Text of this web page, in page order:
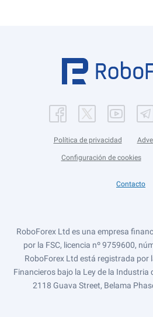
Política de privacidad
Configuración de cookies
Contacto
RoboForex Ltd es una empresa
por la FSC, licencia nº 9759600,
RoboForex Ltd está registrada por
Financieros bajo la Ley de la Industria
2118 Guava Street, Belama